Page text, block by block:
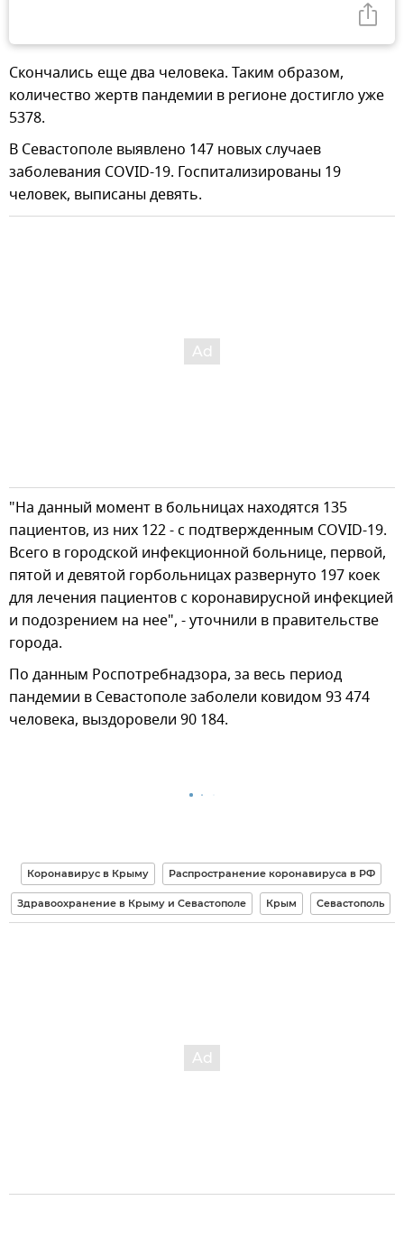
Скончались еще два человека. Таким образом,
количество жертв пандемии в регионе достигло уже
5378.
В Севастополе выявлено 147 новых случаев
заболевания COVID-19. Госпитализированы 19
человек, выписаны девять.
"На данный момент в больницах находятся 135
пациентов, из них 122 - с подтвержденным COVID-19.
Всего в городской инфекционной больнице, первой,
пятой и девятой горбольницах развернуто 197 коек
для лечения пациентов с коронавирусной инфекцией
и подозрением на нее", - уточнили в правительстве
города.
По данным Роспотребнадзора, за весь период
пандемии в Севастополе заболели ковидом 93 474
человека, выздоровели 90 184.
Коронавирус в Крыму Распространение коронавируса в РФ
Здравоохранение в Крыму и Севастополе Крым Севастополь